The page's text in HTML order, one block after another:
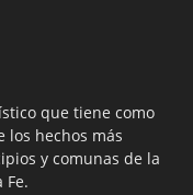
que tiene como
hechos más
y comunas de la
Fe.